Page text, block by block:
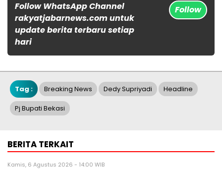
Follow WhatsApp Channel
rakyatjabarnews.com untuk
update berita terbaru setiap
hari
Follow
Tag : Breaking News Dedy Supriyadi Headline
Pj Bupati Bekasi
BERITA TERKAIT
Kamis, 6 Agustus 2026 - 14:00 WIB